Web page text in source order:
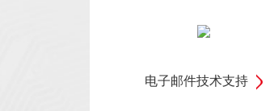
电子邮件技术支持